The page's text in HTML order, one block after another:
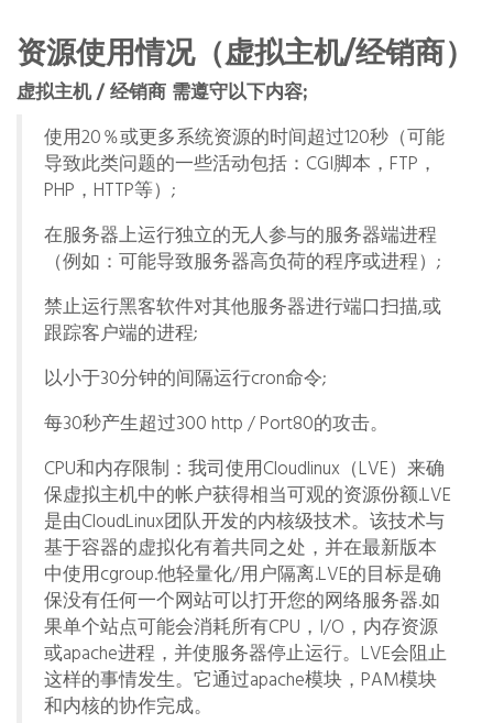
资源使用情况（虚拟主机/经销商）
虚拟主机 / 经销商 需遵守以下内容;
使用20％或更多系统资源的时间超过120秒（可能
导致此类问题的一些活动包括：CGI脚本，FTP，
PHP，HTTP等）;
在服务器上运行独立的无人参与的服务器端进程
（例如：可能导致服务器高负荷的程序或进程）;
禁止运行黑客软件对其他服务器进行端口扫描,或
跟踪客户端的进程;
以小于30分钟的间隔运行cron命令;
每30秒产生超过300 http / Port80的攻击。
CPU和内存限制：我司使用Cloudlinux（LVE）来确
保虚拟主机中的帐户获得相当可观的资源份额.LVE
是由CloudLinux团队开发的内核级技术。该技术与
基于容器的虚拟化有着共同之处，并在最新版本
中使用cgroup.他轻量化/用户隔离.LVE的目标是确
保没有任何一个网站可以打开您的网络服务器.如
果单个站点可能会消耗所有CPU，I/O，内存资源
或apache进程，并使服务器停止运行。LVE会阻止
这样的事情发生。它通过apache模块，PAM模块
和内核的协作完成。